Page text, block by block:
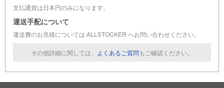
支払通貨は日本円のみになります。
運送手配について
運送費のお見積については ALLSTOCKER へお問い合わせください。
その他詳細に関しては、 よくあるご質問もご確認ください。